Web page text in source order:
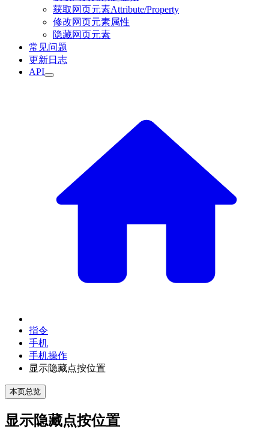
获取网页元素Attribute/Property
修改网页元素属性
隐藏网页元素
常见问题
更新日志
API
指令
手机
手机操作
显示隐藏点按位置
本页总览
显示隐藏点按位置